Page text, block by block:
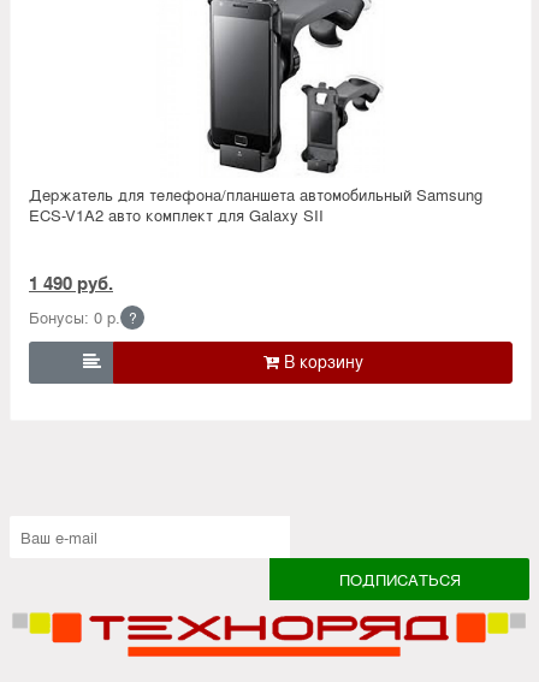
Держатель для телефона/планшета автомобильный Samsung
ECS-V1A2 авто комплект для Galaxy SII
1 490 руб.
Бонусы: 0 р. ?
